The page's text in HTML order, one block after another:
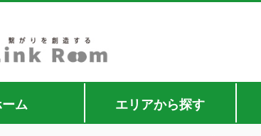
ム エリアから探す